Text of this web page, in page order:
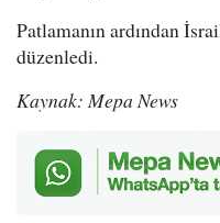
Patlamanın ardından
düzenledi.
Kaynak: Mepa News